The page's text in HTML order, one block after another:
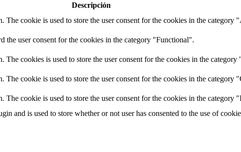
Descripción
cookie is used to store the user consent for the cookies in the category
the user consent for the cookies in the category "Functional".
cookies is used to store the user consent for the cookies in the category
cookie is used to store the user consent for the cookies in the category
cookie is used to store the user consent for the cookies in the category
and is used to store whether or not user has consented to the use of